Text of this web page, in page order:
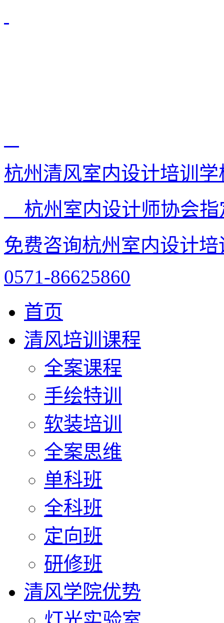
杭州清风室内设计培训学
杭州室内设计师协会
免费咨询杭州室内设计
0571-86625860
首页
清风培训课程
全案课程
手绘特训
软装培训
全案思维
单科班
全科班
定向班
研修班
清风学院优势